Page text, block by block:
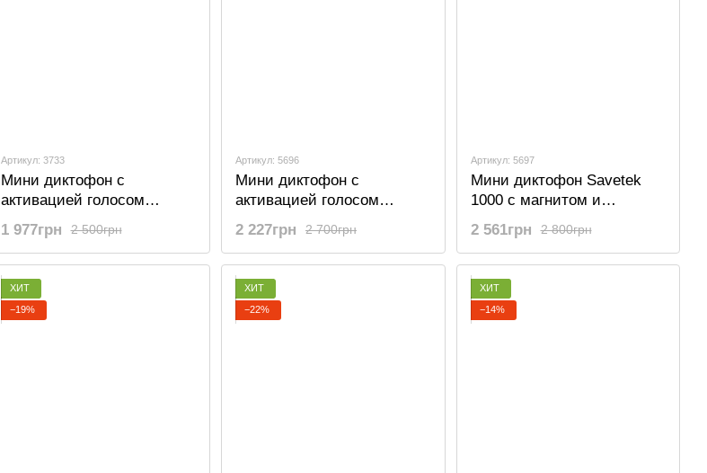
Артикул: 3733
Мини диктофон с
активацией голосом
Savetek 600, 8 Гб, 50 часов
записи
2 500грн
1 977грн
Артикул: 5696
Мини диктофон с
активацией голосом
Savetek 600, 16 Гб, 50
часов записи
2 700грн
2 227грн
Артикул: 5697
Мини диктофон Savetek
1000 с магнитом и
активацией голосом, 16
Gb, 600 часов работы
2 800грн
2 561грн
ХИТ
−19%
ХИТ
−22%
ХИТ
−14%